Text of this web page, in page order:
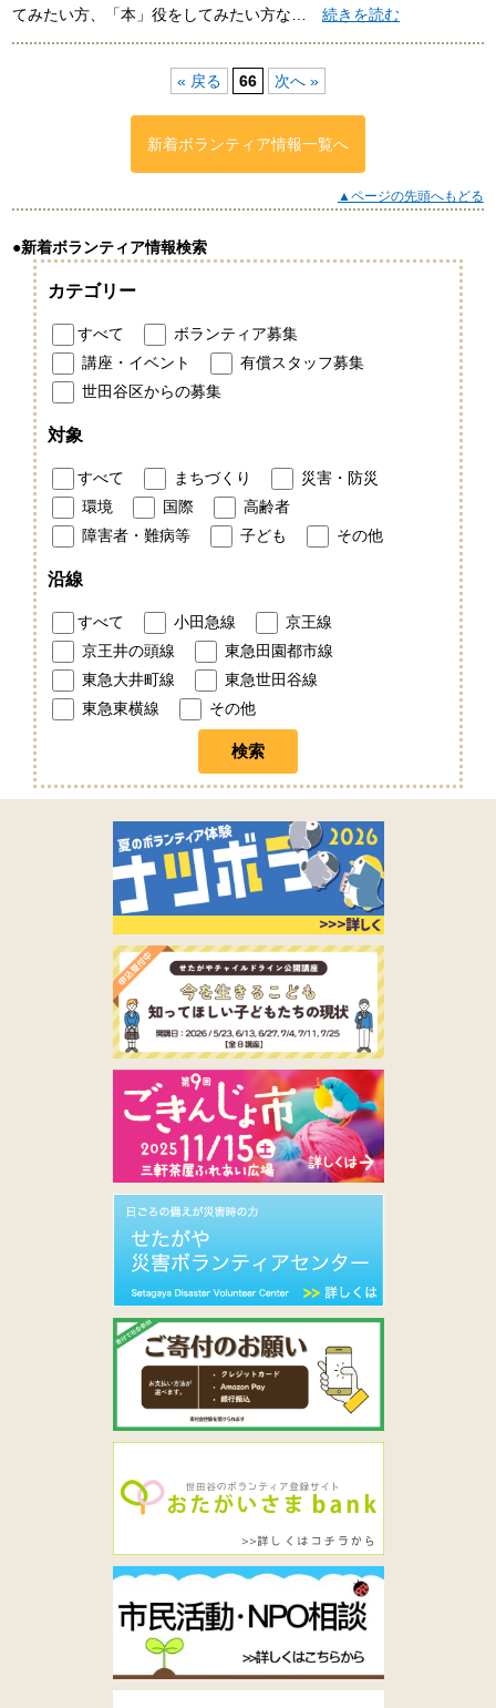
てみたい方、「本」役をしてみたい方な…続きを読む
« 戻る 66 次へ »
新着ボランティア情報一覧へ
▲ページの先頭へもどる
●新着ボランティア情報検索
カテゴリー
すべて
ボランティア募集
講座・イベント
有償スタッフ募集
世田谷区からの募集
対象
すべて まちづくり
災害・防災
環境
国際
高齢者
障害者・難病等
子ども その他
沿線
すべて 小田急線
京王線
京王井の頭線
東急田園都市線
東急大井町線
東急世田谷線
東急東横線
その他